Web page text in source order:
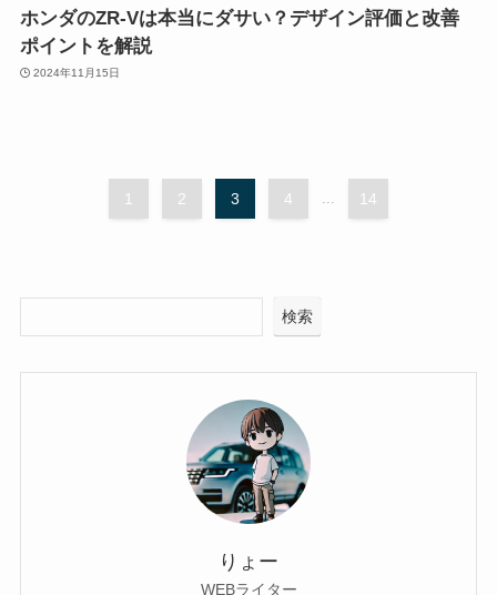
ホンダのZR-Vは本当にダサい？デザイン評価と改善
ポイントを解説
2024年11月15日
1 2 3 4 ... 14
検索
りょー
WEBライター